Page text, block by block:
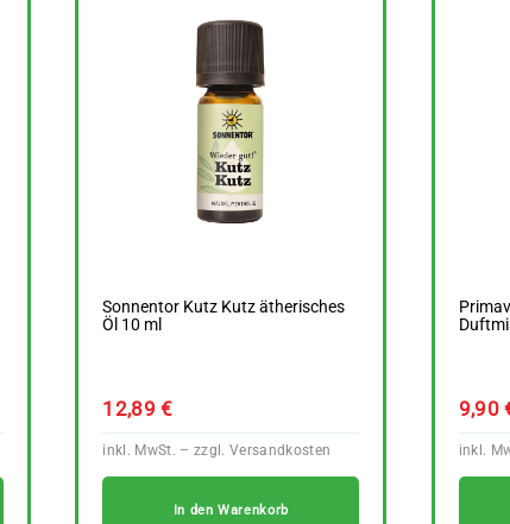
Sonnentor Kutz Kutz ätherisches
Öl 10 ml
12,89€
In den Warenkorb
9,90